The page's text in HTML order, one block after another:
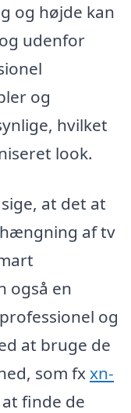
og højde kan
udenfor
og
hvilket
look.
at det at
af tv
også en
og
at bruge de
som fxxn-
finde de